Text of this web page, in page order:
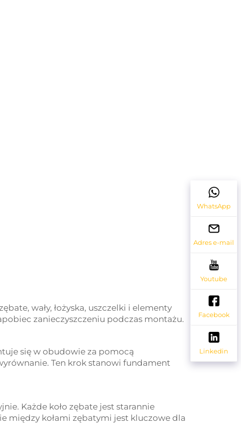
wały, łożyska, uszczelki i elementy
zanieczyszczeniu podczas montażu.
się w obudowie za pomocą
Ten krok stanowi fundament
Każde koło zębate jest starannie
między kołami zębatymi jest kluczowe dla
WhatsApp
Adres e-mail
Youtube
Facebook
Linkedin